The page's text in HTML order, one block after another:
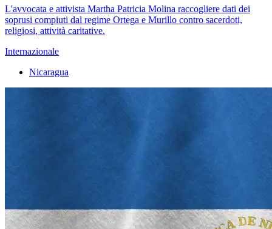
L'avvocata e attivista Martha Patricia Molina raccogliere dati dei
soprusi compiuti dal regime Ortega e Murillo contro sacerdoti,
religiosi, attività caritative.
Internazionale
Nicaragua